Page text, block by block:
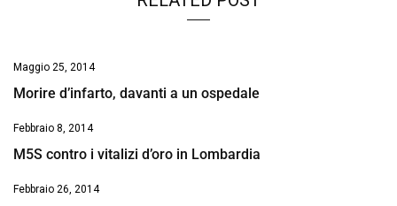
Maggio 25, 2014
Morire d’infarto, davanti a un ospedale
Febbraio 8, 2014
M5S contro i vitalizi d’oro in Lombardia
Febbraio 26, 2014